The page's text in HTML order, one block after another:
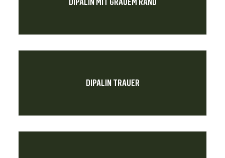
DIPALIN TRAUER